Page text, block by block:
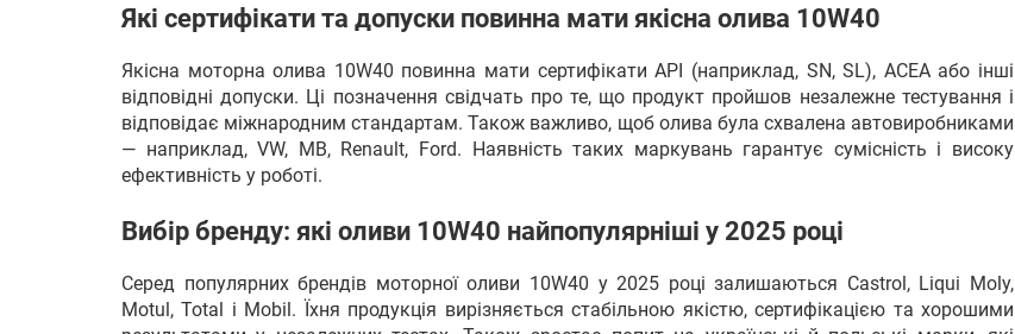
Які сертифікати та допуски повинна мати якісна олива 10W40
Якісна моторна олива 10W40 повинна мати сертифікати API (наприклад, SN, SL), ACEA або інші
відповідні допуски. Ці позначення свідчать про те, що продукт пройшов незалежне тестування і
відповідає міжнародним стандартам. Також важливо, щоб олива була схвалена автовиробниками
— наприклад, VW, MB, Renault, Ford. Наявність таких маркувань гарантує сумісність і високу
ефективність у роботі.
Вибір бренду: які оливи 10W40 найпопулярніші у 2025 році
Серед популярних брендів моторної оливи 10W40 у 2025 році залишаються Castrol, Liqui Moly,
Motul, Total і Mobil. Їхня продукція вирізняється стабільною якістю, сертифікацією та хорошими